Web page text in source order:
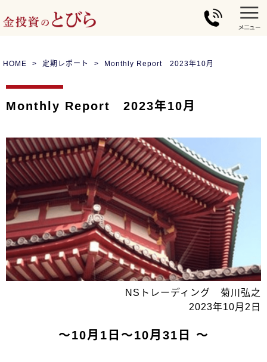
HOME 定期レポート Monthly Report 2023年10月
Monthly Report 2023年10月
NSトレーディング 菊川弘之
2023年10月2日
～10月1日～10月31日 ～